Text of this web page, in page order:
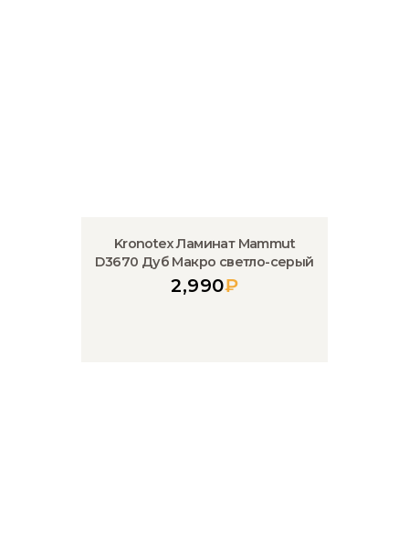
Kronotex Ламинат Mammut
D3670 Дуб Макро светло-серый
2,990₽